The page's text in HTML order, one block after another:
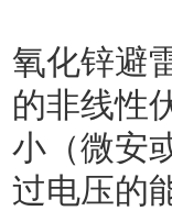
氧化锌避
的非线性
小（微安
过电压的